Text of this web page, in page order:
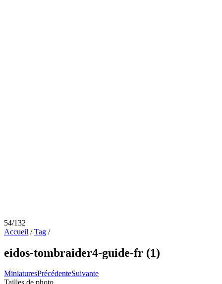
54/132
Accueil /Tag /
eidos-tombraider4-guide-fr (1)
MiniaturesPrécédenteSuivante